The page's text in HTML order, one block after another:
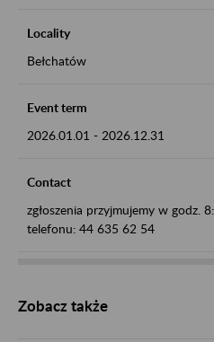
Locality
Bełchatów
Event term
2026.01.01 - 2026.12.31
Contact
zgłoszenia przyjmujemy w godz.
telefonu: 44 635 62 54
Zobacz także